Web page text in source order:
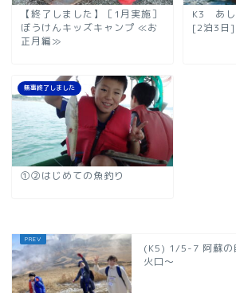
【終了しました】［1月実施］
ぼうけんキッズキャンプ ≪お
正月編≫
K3 あし
[2泊3日]
無事終了しました
①②はじめての魚釣り
(K5) 1/5-7 阿蘇の
火口～